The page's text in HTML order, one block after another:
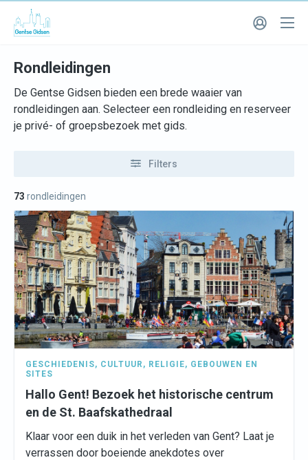
Rondleidingen
De Gentse Gidsen bieden een brede waaier van
rondleidingen aan. Selecteer een rondleiding en reserveer
je privé- of groepsbezoek met gids.
Filters
73 rondleidingen
GESCHIEDENIS, CULTUUR , RELIGIE, GEBOUWEN EN
SITES
Hallo Gent! Bezoek het historische centrum
en de St. Baafskathedraal
Klaar voor een duik in het verleden van Gent? Laat je
verrassen door boeiende anekdotes over